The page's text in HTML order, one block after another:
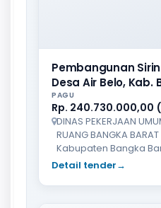
Pembangunan
Desa Air Belo, Kab.
PAGU
Rp. 240.730.000,00
DINAS PEKERJAAN
RUANG BANGKA
Kabupaten Bangka
Detail tender→